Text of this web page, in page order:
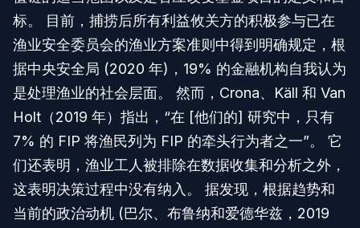
标。 目前，捕捞后所有利益攸关方的积极参与已在
渔业安全委员会的渔业方案准则中得到明确规定，根
据中央安全局 (2020 年)，19% 的金融机构自我认为
是处理渔业的社会层面。 然而，Crona、Käll 和 Van
Holt（2019 年）指出，“在 [他们的] 研究中，只有
7% 的 FIP 将渔民列为 FIP 的牵头行为者之一”。 它
们还表明，渔业工人被排除在数据收集和分析之外，
这表明决策过程中没有纳入。 据发现，根据趋势和
当前的政治动机 (巴尔、布鲁纳和爱德华兹，2019